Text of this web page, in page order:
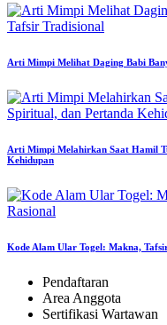
Arti Mimpi Melihat Daging Babi
Arti Mimpi Melahirkan Saat Hamil
Kehidupan
Kode Alam Ular Togel: Makna,
Pendaftaran
Area Anggota
Sertifikasi Wartawan